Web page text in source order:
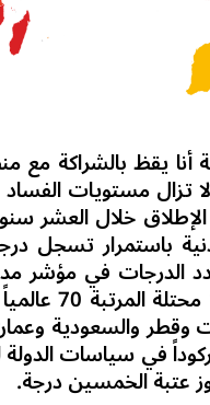
يقظ بالشراكة مع
لا تزال
خلال العشر
باستمرار تسجل
وقطر والسعودية
في سياسات
عتبة الخمسين درجة.